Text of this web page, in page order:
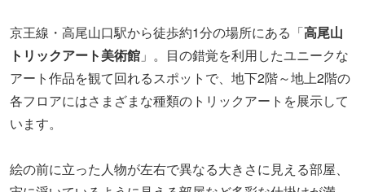
京王線・高尾山口駅から徒歩約1分の場所にある「高尾山
トリックアート美術館 」。目の錯覚を利用したユニークな
アート作品を観て回れるスポットで、地下2階～地上2階の
各フロアにはさまざまな種類のトリックアートを展示して
います。
絵の前に立った人物が左右で異なる大きさに見える部屋、